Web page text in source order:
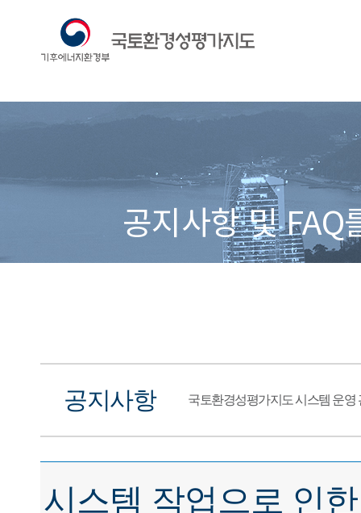
공지사항 및
공지사항 국토환경성평가지도 시스템 운영
시스템 작업으로 인